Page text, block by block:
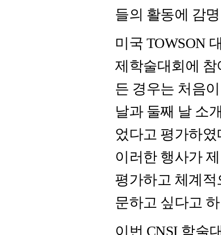
들의 활동에 감
미국 TOWSON
제학술대회에
든 경우는 처음
날과 둘째 날 소
었다고 평가하였
이러한 행사가
평가하고 체계
문하고 싶다고
이번 CNSI 학술